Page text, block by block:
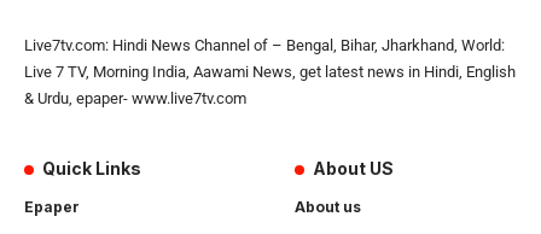
Live7tv.com: Hindi News Channel of – Bengal, Bihar, Jharkhand, World:
Live 7 TV, Morning India, Aawami News, get latest news in Hindi, English
& Urdu, epaper- www.live7tv.com
Quick Links
Epaper
About US
About us